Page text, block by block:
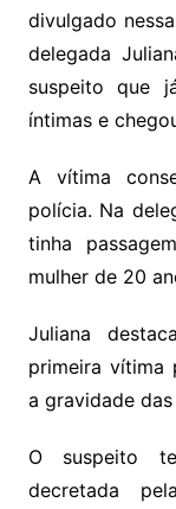
divulgado
delegada
suspeito que
íntimas e
A vítima
polícia. Na
tinha
mulher de 20
Juliana
primeira vítima
a gravidade
O suspeito
decretada